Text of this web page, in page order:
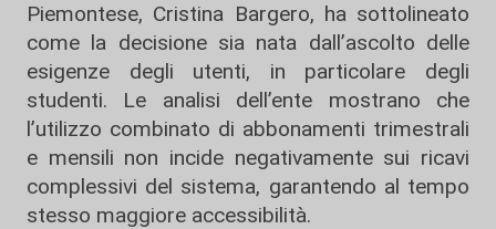
Piemontese, Cristina Bargero, ha sottolineato
come la decisione sia nata dall’ascolto delle
esigenze degli utenti, in particolare degli
studenti. Le analisi dell’ente mostrano che
l’utilizzo combinato di abbonamenti trimestrali
e mensili non incide negativamente sui ricavi
complessivi del sistema, garantendo al tempo
stesso maggiore accessibilità.